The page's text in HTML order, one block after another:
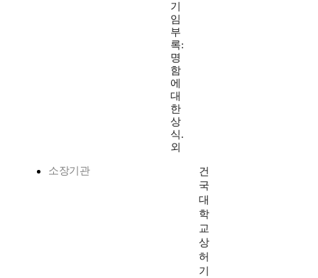
기
임
부
록:
명
함
에
대
한
상
식.
외
소장기관
건
국
대
학
교
상
허
기